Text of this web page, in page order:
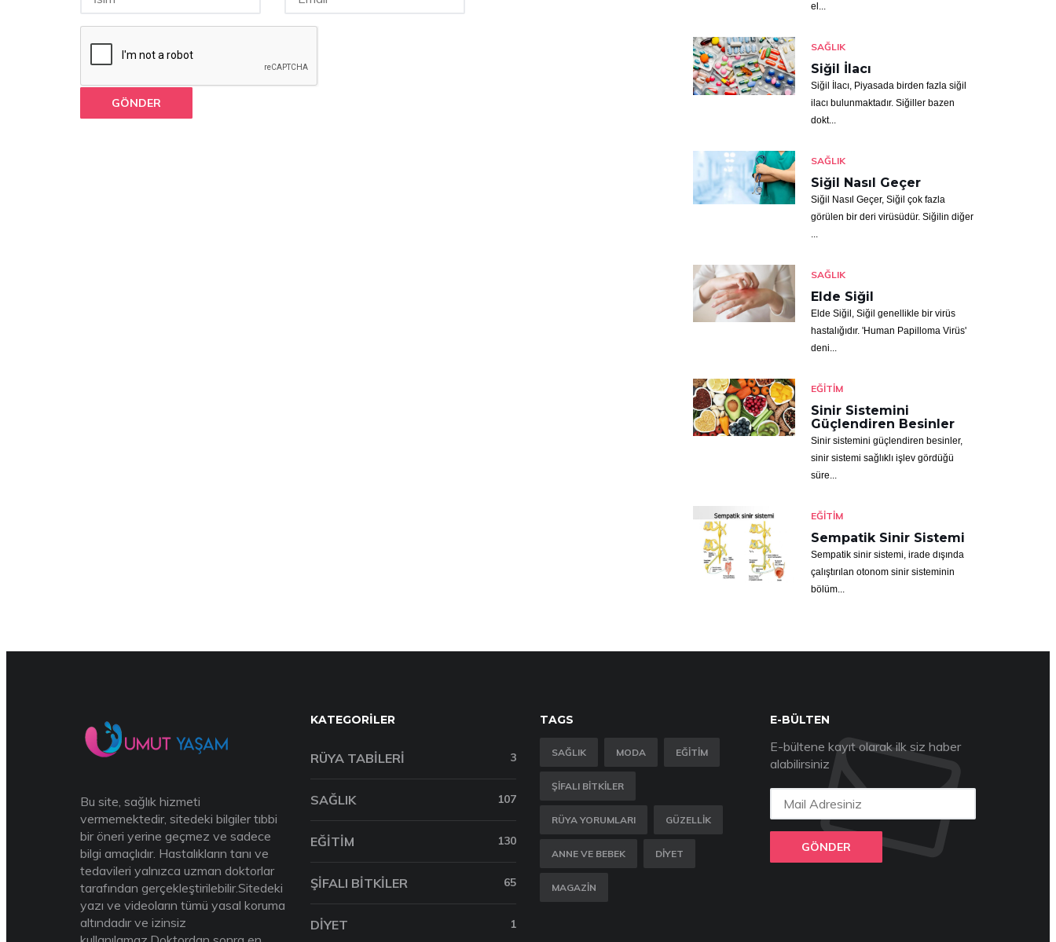
GÖNDER
el...
SAĞLIK
Siğil İlacı
Siğil İlacı, Piyasada birden fazla siğil
ilacı bulunmaktadır. Siğiller bazen
dokt...
SAĞLIK
Siğil Nasıl Geçer
Siğil Nasıl Geçer, Siğil çok fazla
görülen bir deri virüsüdür. Siğilin diğer
...
SAĞLIK
Elde Siğil
Elde Siğil, Siğil genellikle bir virüs
hastalığıdır. 'Human Papilloma Virüs'
deni...
EĞITIM
Sinir Sistemini
Güçlendiren Besinler
Sinir sistemini güçlendiren besinler,
sinir sistemi sağlıklı işlev gördüğü
süre...
EĞITIM
Sempatik Sinir Sistemi
Sempatik sinir sistemi, irade dışında
çalıştırılan otonom sinir sisteminin
bölüm...
Bu site, sağlık hizmeti
vermemektedir, sitedeki bilgiler tıbbi
bir öneri yerine geçmez ve sadece
bilgi amaçlıdır. Hastalıkların tanı ve
tedavileri yalnızca uzman doktorlar
tarafından gerçekleştirilebilir.Sitedeki
yazı ve videoların tümü yasal koruma
altındadır ve izinsiz
KATEGORILER
RÜYA TABILERI 3
SAĞLIK 107
EĞITIM 130
ŞIFALI BITKILER 65
DIYET 1
TAGS
SAĞLIK MODA EĞITIM
ŞIFALI BITKILER
RÜYA YORUMLARI GÜZELLIK
ANNE VE BEBEK DIYET
MAGAZIN
E-BÜLTEN
E-bültene kayıt olarak ilk siz haber
alabilirsiniz
GÖNDER